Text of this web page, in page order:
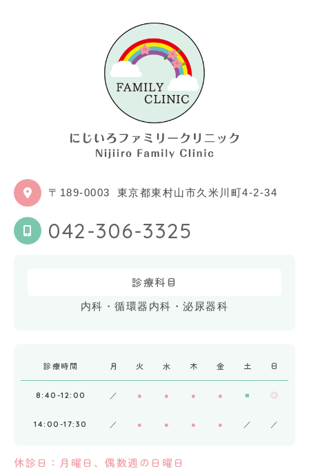
〒189-0003 東京都東村山市久米川町4-2-34
042-306-3325
診療科目
内科・循環器内科・泌尿器科
診療時間 月 火 水 木 金 土 日
8:40-12:00 ／ ● ● ● ● ■ ◎
14:00-17:30 ／ ● ● ● ● ／ ／
休診日：月曜日、偶数週の日曜日